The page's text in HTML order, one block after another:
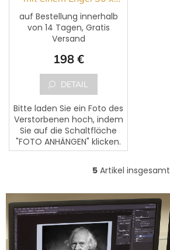
24,5 cm
auf Bestellung innerhalb
von 14 Tagen, Gratis
Versand
198 €
DETAIL
Bitte laden Sie ein Foto des
Verstorbenen hoch, indem
Sie auf die Schaltfläche
"FOTO ANHÄNGEN" klicken.
Dem Foto kann ein Text
hinzugefügt werden. Bitte...
S
e
u
e
r
e
5Artikel insgesamt